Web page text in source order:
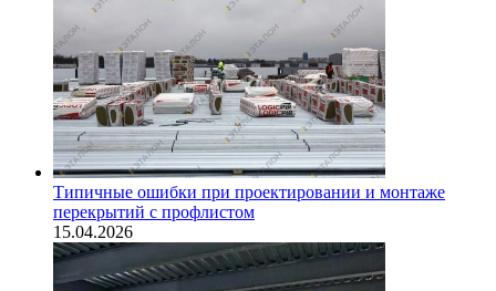
Типичные ошибки при проектировании и монтаже
перекрытий с профлистом
15.04.2026